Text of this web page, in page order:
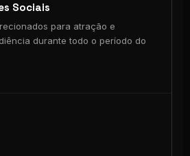
Sociais
para atração e
durante todo o período do